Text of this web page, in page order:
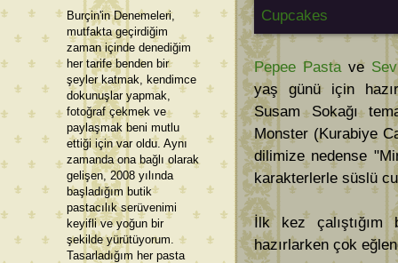
Pepee Pastave
yaş günü için
Susam Sokağı
Monster (Kurabiye
dilimize nedense
karakterlerle süslü
İlk kez çalıştığım
hazırlarken çok
Burçin'in Denemeleri,
mutfakta geçirdiğim
zaman içinde denediğim
her tarife benden bir
şeyler katmak, kendimce
dokunuşlar yapmak,
fotoğraf çekmek ve
paylaşmak beni mutlu
ettiği için var oldu. Aynı
zamanda ona bağlı olarak
gelişen, 2008 yılında
başladığım butik
pastacılık serüvenimi
keyifli ve yoğun bir
şekilde yürütüyorum.
Tasarladığım her pasta